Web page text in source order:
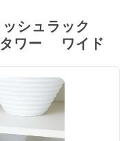
シュラック
ワー ワイド